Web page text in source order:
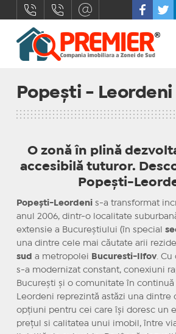
Popești - Leordeni
O zonă în plină
accesibilă tuturor.
Popești-
Popești-Leordenis-a transformat
anul 2006, dintr-o localitate
extensie a Bucureștiului (în special
una dintre cele mai căutate arii
sud a metropolei Bucuresti-Ilfov. Cu
s-a modernizat constant, conexiuni
București și o comunitate în
Leordeni reprezintă astăzi una dintre
opțiuni pentru cei care își doresc un
prețul si calitatea unui imobil, între